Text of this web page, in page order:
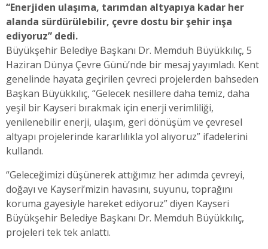
“Enerjiden ulaşıma, tarımdan altyapıya kadar her
alanda sürdürülebilir, çevre dostu bir şehir inşa
ediyoruz” dedi.
Büyükşehir Belediye Başkanı Dr. Memduh Büyükkılıç, 5
Haziran Dünya Çevre Günü’nde bir mesaj yayımladı. Kent
genelinde hayata geçirilen çevreci projelerden bahseden
Başkan Büyükkılıç, “Gelecek nesillere daha temiz, daha
yeşil bir Kayseri bırakmak için enerji verimliliği,
yenilenebilir enerji, ulaşım, geri dönüşüm ve çevresel
altyapı projelerinde kararlılıkla yol alıyoruz” ifadelerini
kullandı.
“Geleceğimizi düşünerek attığımız her adımda çevreyi,
doğayı ve Kayseri’mizin havasını, suyunu, toprağını
koruma gayesiyle hareket ediyoruz” diyen Kayseri
Büyükşehir Belediye Başkanı Dr. Memduh Büyükkılıç,
projeleri tek tek anlattı.